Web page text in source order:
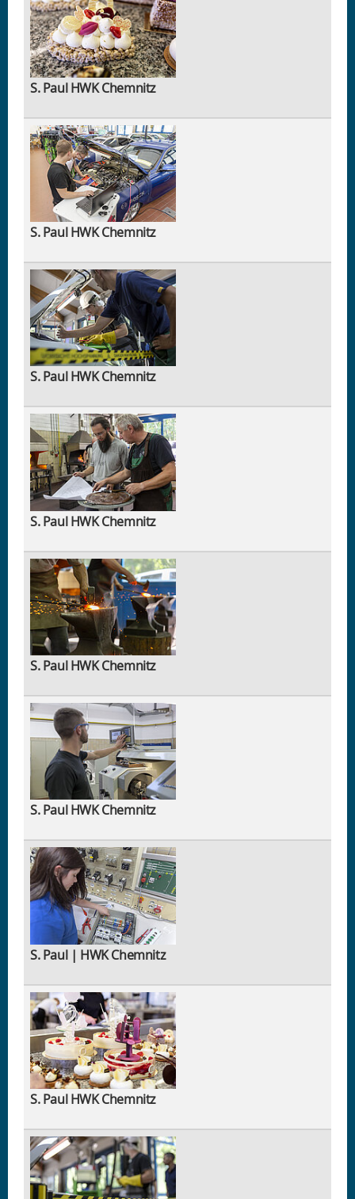
S. Paul HWK Chemnitz
S. Paul HWK Chemnitz
S. Paul HWK Chemnitz
S. Paul HWK Chemnitz
S. Paul HWK Chemnitz
S. Paul HWK Chemnitz
S. Paul | HWK Chemnitz
S. Paul HWK Chemnitz